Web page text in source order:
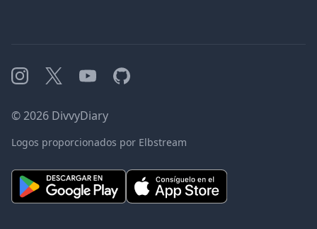
Instagram
X YouTubeGitHub
©2026 DivvyDiary
Logos proporcionados por Elbstream